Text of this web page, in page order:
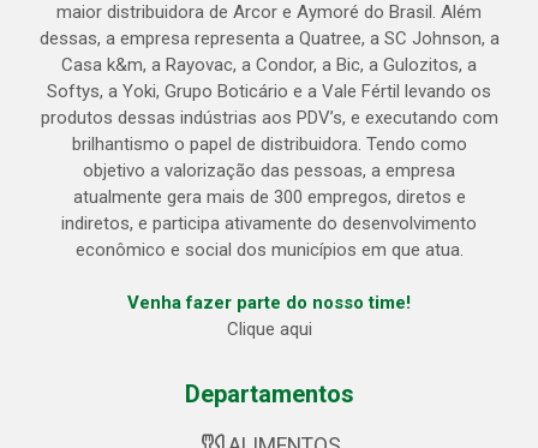
maior distribuidora de Arcor e Aymoré do Brasil. Além
dessas, a empresa representa a Quatree, a SC Johnson, a
Casa k&m, a Rayovac, a Condor, a Bic, a Gulozitos, a
Softys, a Yoki, Grupo Boticário e a Vale Fértil levando os
produtos dessas indústrias aos PDV’s, e executando com
brilhantismo o papel de distribuidora. Tendo como
objetivo a valorização das pessoas, a empresa
atualmente gera mais de 300 empregos, diretos e
indiretos, e participa ativamente do desenvolvimento
econômico e social dos municípios em que atua.
Venha fazer parte do nosso time!
Clique aqui
Departamentos